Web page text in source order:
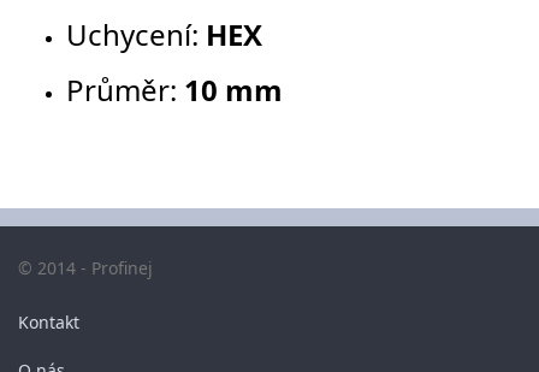
Uchycení: HEX
Průměr: 10 mm
© 2014 - Profinej
Kontakt